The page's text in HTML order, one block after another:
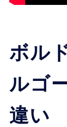
ボル
ルゴ
違い